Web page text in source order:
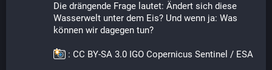
Die drängende Frage lautet: Ändert sich diese
Wasserwelt unter dem Eis? Und wenn ja: Was
können wir dagegen tun?
: CC BY-SA 3.0 IGO Copernicus Sentinel / ESA